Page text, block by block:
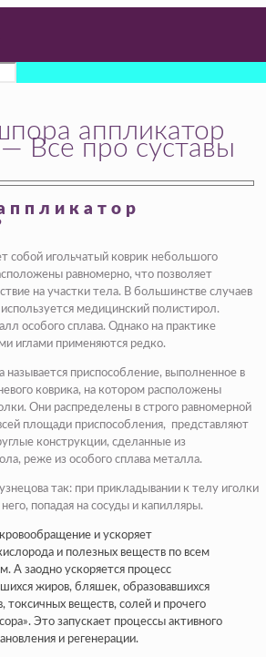
аппликатор
Все про суставы
собой игольчатый коврик небольшого
равномерно, что позволяет
на участки тела. В большинстве случаев
медицинский полистирол.
особого сплава. Однако на практике
иглами применяются редко.
приспособление, выполненное в
коврика, на котором расположены
Они распределены в строго равномерной
площади приспособления, представляют
конструкции, сделанные из
реже из особого сплава металла.
так: при прикладывании к телу иголки
попадая на сосуды и капилляры.
и ускоряет
и полезных веществ по всем
А заодно ускоряется процесс
жиров, бляшек, образовавшихся
токсичных веществ, солей и прочего
Это запускает процессы активного
и регенерации.